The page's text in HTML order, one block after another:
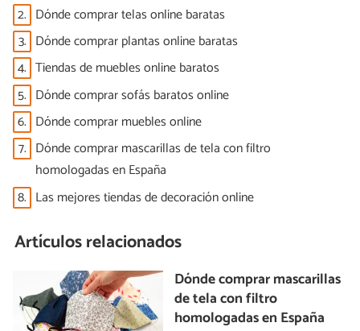
2. Dónde comprar telas online baratas
3. Dónde comprar plantas online baratas
4. Tiendas de muebles online baratos
5. Dónde comprar sofás baratos online
6. Dónde comprar muebles online
7. Dónde comprar mascarillas de tela con filtro
homologadas en España
8. Las mejores tiendas de decoración online
Artículos relacionados
Dónde comprar mascarillas
de tela con filtro
homologadas en España